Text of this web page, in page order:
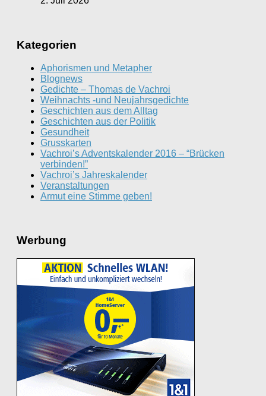
Kategorien
Aphorismen und Metapher
Blognews
Gedichte – Thomas de Vachroi
Weihnachts -und Neujahrsgedichte
Geschichten aus dem Alltag
Geschichten aus der Politik
Gesundheit
Grusskarten
Vachroi’s Adventskalender 2016 – “Brücken
verbinden!”
Vachroi’s Jahreskalender
Veranstaltungen
Armut eine Stimme geben!
Werbung